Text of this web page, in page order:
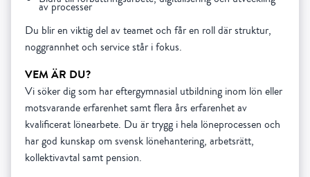
av processer
Du blir en viktig del av teamet och får en roll där struktur,
noggrannhet och service står i fokus.
VEM ÄR DU?
Vi söker dig som har eftergymnasial utbildning inom lön eller
motsvarande erfarenhet samt flera års erfarenhet av
kvalificerat lönearbete. Du är trygg i hela löneprocessen och
har god kunskap om svensk lönehantering, arbetsrätt,
kollektivavtal samt pension.